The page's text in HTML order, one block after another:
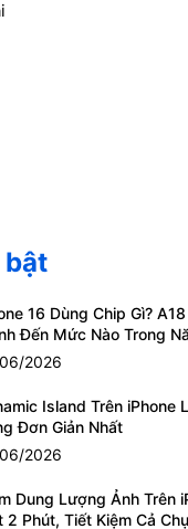
16 Dùng Chip Gì?
Đến Mức Nào Trong
2026
Island Trên iPhone
Đơn Giản Nhất
2026
Dung Lượng Ảnh Trên
2 Phút, Tiết Kiệm Cả